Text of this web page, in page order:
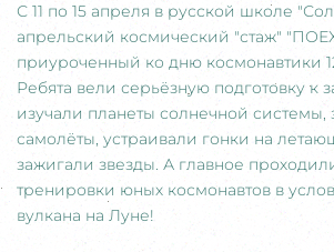
С 11 по 15 апреля в русской школе
апрельский космический "стаж"
приуроченный ко дню космонавтики
Ребята вели серьёзную подготовку к
изучали планеты солнечной системы,
самолёты, устраивали гонки на
зажигали звезды. А главное
тренировки юных космонавтов в
вулкана на Луне!